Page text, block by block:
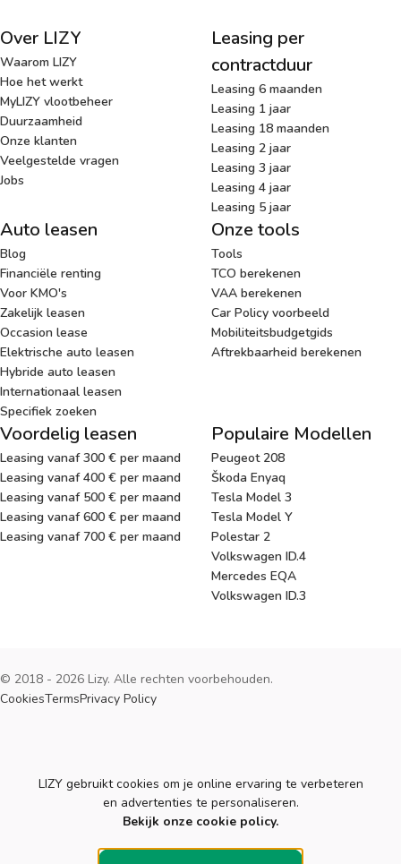
Over LIZY
Waarom LIZY
Hoe het werkt
MyLIZY vlootbeheer
Duurzaamheid
Onze klanten
Veelgestelde vragen
Jobs
Leasing per
contractduur
Leasing 6 maanden
Leasing 1 jaar
Leasing 18 maanden
Leasing 2 jaar
Leasing 3 jaar
Leasing 4 jaar
Leasing 5 jaar
Auto leasen
Blog
Financiële renting
Voor KMO's
Zakelijk leasen
Occasion lease
Elektrische auto leasen
Hybride auto leasen
Internationaal leasen
Specifiek zoeken
Onze tools
Tools
TCO berekenen
VAA berekenen
Car Policy voorbeeld
Mobiliteitsbudgetgids
Aftrekbaarheid berekenen
Voordelig leasen
Leasing vanaf 300 € per maand
Leasing vanaf 400 € per maand
Leasing vanaf 500 € per maand
Leasing vanaf 600 € per maand
Leasing vanaf 700 € per maand
Populaire Modellen
Peugeot 208
Škoda Enyaq
Tesla Model 3
Tesla Model Y
Polestar 2
Volkswagen ID.4
Mercedes EQA
Volkswagen ID.3
© 2018 - 2026 Lizy. Alle rechten voorbehouden.
CookiesTermsPrivacy Policy
Cookies
LIZY gebruikt cookies om je online ervaring te verbeteren
en advertenties te personaliseren.
Bekijk onze cookie policy.